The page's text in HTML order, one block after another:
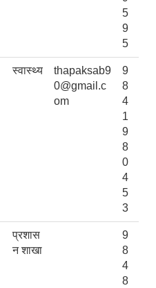
5
9
5
स्वास्थ्य
thapaksab9
0@gmail.c
om
9
8
4
1
9
8
0
4
5
3
प्रशास
न शाखा
9
8
4
8